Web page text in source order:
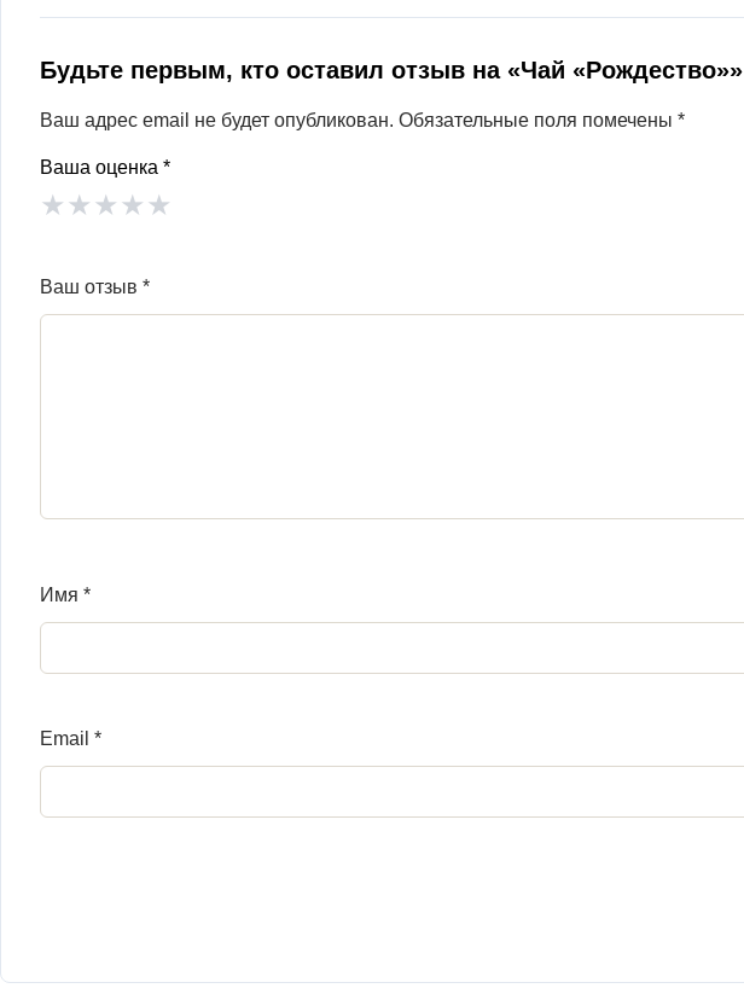
Будьте первым, кто оставил отзыв на «Чай «Рождество»»
Ваш адрес email не будет опубликован. Обязательные поля помечены *
Ваша оценка *
★★★★★
Ваш отзыв *
Имя *
Email *